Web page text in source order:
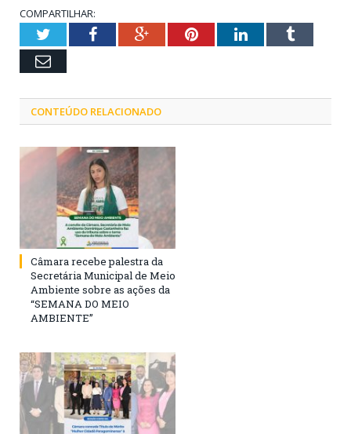
COMPARTILHAR:
TwitterFacebookGoogle+PinterestLinkedInTumblr
Email
CONTEÚDO RELACIONADO
Câmara recebe palestra da
Secretária Municipal de Meio
Ambiente sobre as ações da
“SEMANA DO MEIO
AMBIENTE”